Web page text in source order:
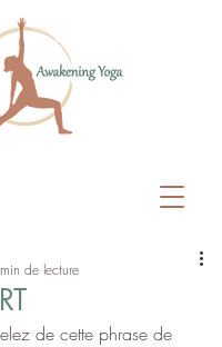
de lecture
de cette phrase de